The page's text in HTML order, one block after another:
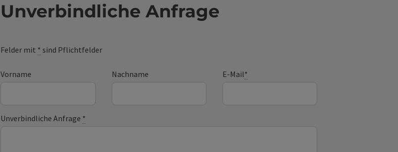
Unverbindliche Anfrage
Felder mit * sind Pflichtfelder
Vorname Nachname E-Mail*
Unverbindliche Anfrage *